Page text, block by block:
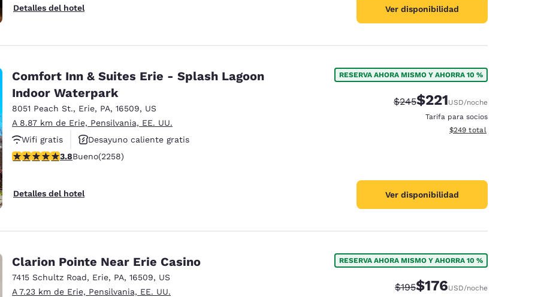
Detalles del hotel Ver disponibilidad
Comfort Inn & Suites Erie - Splash Lagoon
Indoor Waterpark
8051 Peach St., Erie, PA, 16509, US
A 8.87 km de Erie, Pensilvania, EE. UU.
Wifi gratis
Desayuno caliente gratis
Hoteles que aceptan mascotas
Calificación de 3.79 estrellas. Bueno. 2258 reseñas
3.8Bueno(2258)
Detalles del hotel
RESERVA AHORA MISMO Y AHORRA 10 %
Tarifa tachada:
$245Tarifa reducida:
$221USD/noche
Tarifa para socios
Ver detalles totales
$249 total
Ver disponibilidad
Clarion Pointe Near Erie Casino
7415 Schultz Road, Erie, PA, 16509, US
A 7.23 km de Erie, Pensilvania, EE. UU.
RESERVA AHORA MISMO Y AHORRA 10 %
Tarifa tachada:
$195Tarifa reducida:
$176USD/noche